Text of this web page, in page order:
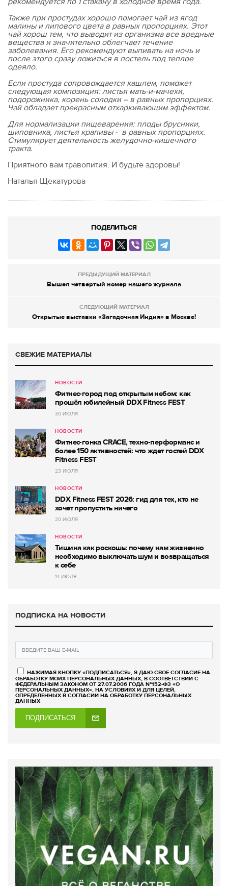
Также при простудах хорошо помогает чай из ягод
малины и липового цвета в равных пропорциях. Этот
чай хорош тем, что выводит из организма все вредные
вещества и значительно облегчает течение
заболевания. Его рекомендуют выпивать на ночь и
после этого сразу ложиться в постель под теплое
одеяло.
Если простуда сопровождается кашлем, поможет
следующая композиция: листья мать-и-мачехи,
подорожника, корень солодки – в равных пропорциях.
Чай обладает прекрасным отхаркивающим эффектом.
Для нормализации пищеварения: плоды брусники,
шиповника, листья крапивы - в равных пропорциях.
Стимулирует деятельность желудочно-кишечного
тракта.
Приятного вам травопития. И будьте здоровы!
Наталья Щекатурова
ПОДЕЛИТЬСЯ
ПРЕДЫДУЩИЙ МАТЕРИАЛ
Вышел четвертый номер нашего журнала
СЛЕДУЮЩИЙ МАТЕРИАЛ
Открытые выставки «Загадочная Индия» в Москве!
СВЕЖИЕ МАТЕРИАЛЫ
НОВОСТИ
Фитнес-город под открытым небом: как
прошёл юбилейный DDX Fitness FEST
30 ИЮЛЯ
НОВОСТИ
Фитнес-гонка CRACE, техно-перформанс и
более 150 активностей: что ждет гостей DDX
Fitness FEST
23 ИЮЛЯ
НОВОСТИ
DDX Fitness FEST 2026: гид для тех, кто не
хочет пропустить ничего
20 ИЮЛЯ
НОВОСТИ
Тишина как роскошь: почему нам жизненно
необходимо выключать шум и возвращаться
к себе
14 ИЮЛЯ
ПОДПИСКА НА НОВОСТИ
НАЖИМАЯ КНОПКУ «ПОДПИСАТЬСЯ», Я ДАЮ СВОЕ СОГЛАСИЕ НА
ОБРАБОТКУ МОИХ ПЕРСОНАЛЬНЫХ ДАННЫХ, В СООТВЕТСТВИИ С
ФЕДЕРАЛЬНЫМ ЗАКОНОМ ОТ 27.07.2006 ГОДА №152-ФЗ «О
ПЕРСОНАЛЬНЫХ ДАННЫХ», НА УСЛОВИЯХ И ДЛЯ ЦЕЛЕЙ,
ОПРЕДЕЛЕННЫХ В СОГЛАСИИ НА ОБРАБОТКУ ПЕРСОНАЛЬНЫХ
ДАННЫХ
ПОДПИСАТЬСЯ